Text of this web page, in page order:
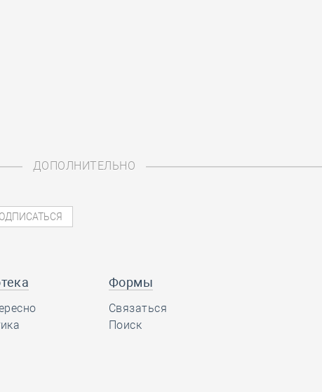
ДОПОЛНИТЕЛЬНО
Формы
Связаться
Поиск